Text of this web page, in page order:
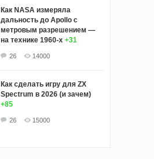
Как NASA измеряла
дальность до Apollo с
метровым разрешением —
на технике 1960-х +31
26 14000
Как сделать игру для ZX
Spectrum в 2026 (и зачем)
+85
26 15000